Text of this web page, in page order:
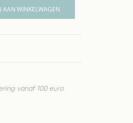
AAN WINKELWAGEN
vanaf 100 euro